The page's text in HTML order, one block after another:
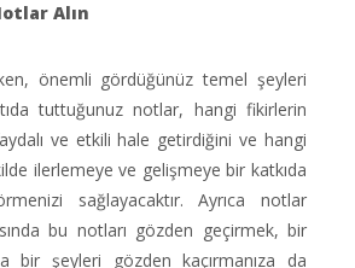
Alın
önemli gördüğünüz temel şeyleri
tuttuğunuz notlar, hangi fikirlerin
ve etkili hale getirdiğini ve hangi
ilerlemeye ve gelişmeye bir katkıda
sağlayacaktır. Ayrıca notlar
bu notları gözden geçirmek, bir
bir şeyleri gözden kaçırmanıza da